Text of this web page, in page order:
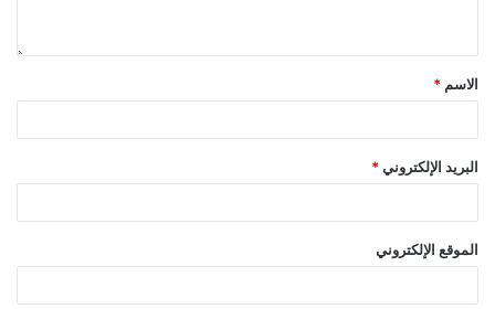
الاسم *
البريد الإلكتروني *
الموقع الإلكتروني